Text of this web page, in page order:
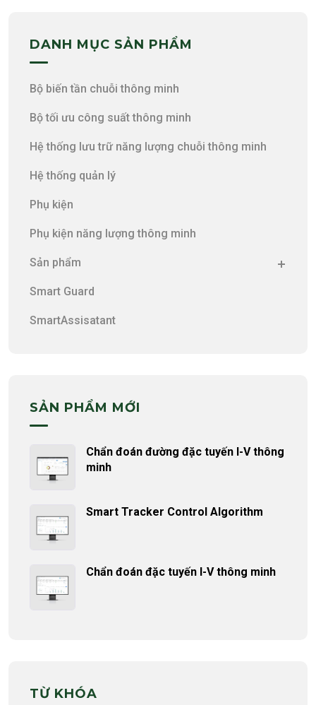
DANH MỤC SẢN PHẨM
Bộ biến tần chuỗi thông minh
Bộ tối ưu công suất thông minh
Hệ thống lưu trữ năng lượng chuỗi thông minh
Hệ thống quản lý
Phụ kiện
Phụ kiện năng lượng thông minh
Sản phẩm
Smart Guard
SmartAssisatant
SẢN PHẨM MỚI
Chẩn đoán đường đặc tuyến I-V thông
minh
Smart Tracker Control Algorithm
Chẩn đoán đặc tuyến I-V thông minh
TỪ KHÓA